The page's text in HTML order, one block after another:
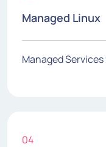
Managed Linux
Managed
04